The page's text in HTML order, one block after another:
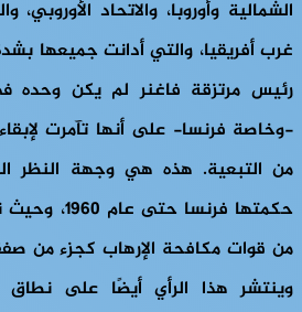
الشمالية وأوروبا، والاتحاد
غرب أفريقيا، والتي أدانت جميعها
رئيس مرتزقة فاغنر لم يكن وحده
-وخاصة فرنسا- على أنها تآمرت
من التبعية. هذه هي وجهة النظر
حكمتها
من قوات مكافحة الإرهاب كجزء من
وينتشر هذا الرأي أيضًا على